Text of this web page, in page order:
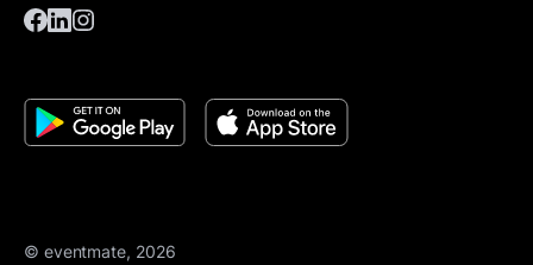
© eventmate, 2026